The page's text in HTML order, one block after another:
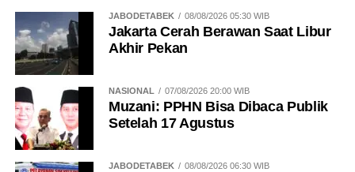
JABODETABEK 08/08/2026 05:30 WIB
Jakarta Cerah Berawan Saat Libur
Akhir Pekan
NASIONAL 07/08/2026 20:00 WIB
Muzani: PPHN Bisa Dibaca Publik
Setelah 17 Agustus
JABODETABEK 08/08/2026 06:30 WIB